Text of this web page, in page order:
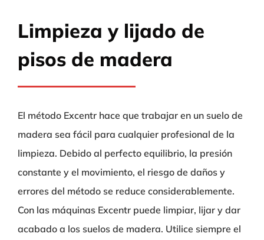
Limpieza y lijado de
pisos de madera
El método Excentr hace que trabajar en un suelo de
madera sea fácil para cualquier profesional de la
limpieza. Debido al perfecto equilibrio, la presión
constante y el movimiento, el riesgo de daños y
errores del método se reduce considerablemente.
Con las máquinas Excentr puede limpiar, lijar y dar
acabado a los suelos de madera. Utilice siempre el